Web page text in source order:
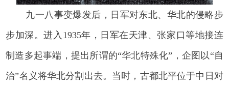
九一八事变爆发后，日军对东北、华北的侵略步
步加深。进入1935年，日军在天津、张家口等地接连
制造多起事端，提出所谓的“华北特殊化”，企图以“自
治”名义将华北分割出去。当时，古都北平位于中日对